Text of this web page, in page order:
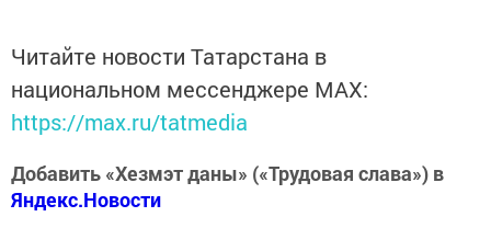
Читайте новости Татарстана в
национальном мессенджере MАХ:
https://max.ru/tatmedia
Добавить «Хезмэт даны» («Трудовая слава») в
Яндекс.Новости